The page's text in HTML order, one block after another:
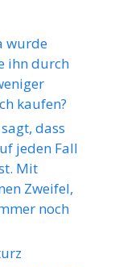
wurde
ihn durch
kaufen?
dass
jeden Fall
Mit
Zweifel,
noch